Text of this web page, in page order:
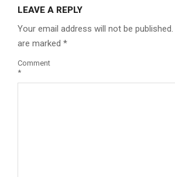
LEAVE A REPLY
Your email address will not be published.
are marked *
Comment
*